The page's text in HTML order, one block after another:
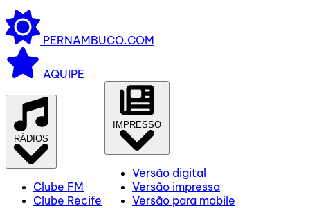
PERNAMBUCO.COM
AQUIPE
RÁDIOS
Clube FM
Clube Recife
IMPRESSO
Versão digital
Versão impressa
Versão para mobile